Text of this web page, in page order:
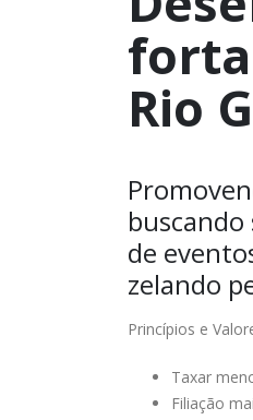
Rio
de
zelando
Princípios e
Taxar
Filiação